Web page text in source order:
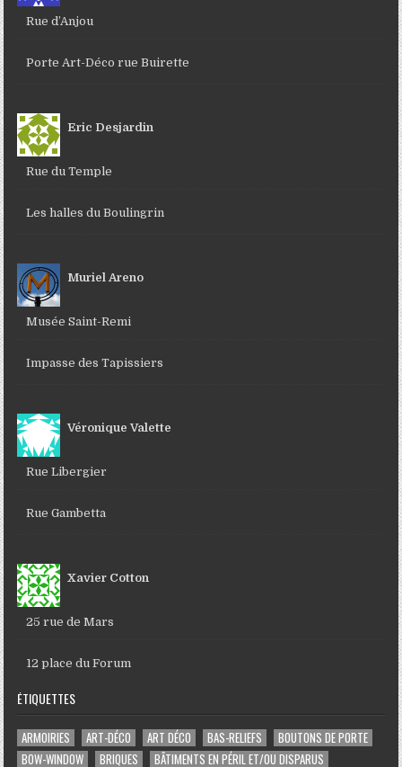
Rue d’Anjou
Porte Art-Déco rue Buirette
Eric Desjardin
Rue du Temple
Les halles du Boulingrin
Muriel Areno
Musée Saint-Remi
Impasse des Tapissiers
Véronique Valette
Rue Libergier
Rue Gambetta
Xavier Cotton
25 rue de Mars
12 place du Forum
ÉTIQUETTES
ARMOIRIES ART-DÉCO ART DÉCO BAS-RELIEFS
BOUTONS DE PORTE
BOW-WINDOW
BRIQUES
BÂTIMENTS EN PÉRIL ET/OU DISPARUS